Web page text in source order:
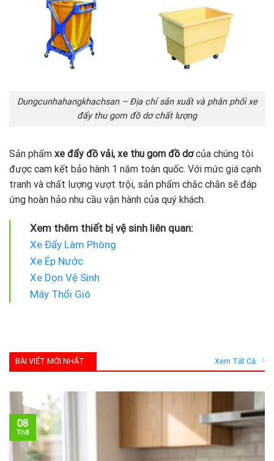
Dungcunhahangkhachsan – Địa chỉ sản xuất và phân phối xe
đẩy thu gom đồ dơ chất lượng
Sản phẩm xe đẩy đồ vải, xe thu gom đồ dơcủa chúng tôi
được cam kết bảo hành 1 năm toàn quốc. Với mức giá cạnh
tranh và chất lượng vượt trội, sản phẩm chắc chắn sẽ đáp
ứng hoàn hảo nhu cầu vận hành của quý khách.
Xem thêm thiết bị vệ sinh liên quan:
Xe Đẩy Làm Phòng
Xe Ép Nước
Xe Dọn Vệ Sinh
Máy Thổi Gió
BÀI VIẾT MỚI NHẤT Xem Tất Cả
08
Th8